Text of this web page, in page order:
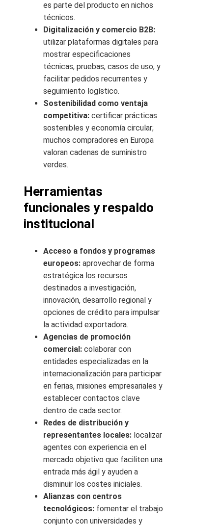
es parte del producto en nichos
técnicos.
Digitalización y comercio B2B:
utilizar plataformas digitales para
mostrar especificaciones
técnicas, pruebas, casos de uso, y
facilitar pedidos recurrentes y
seguimiento logístico.
Sostenibilidad como ventaja
competitiva: certificar prácticas
sostenibles y economía circular;
muchos compradores en Europa
valoran cadenas de suministro
verdes.
Herramientas
funcionales y respaldo
institucional
Acceso a fondos y programas
europeos: aprovechar de forma
estratégica los recursos
destinados a investigación,
innovación, desarrollo regional y
opciones de crédito para impulsar
la actividad exportadora.
Agencias de promoción
comercial: colaborar con
entidades especializadas en la
internacionalización para participar
en ferias, misiones empresariales y
establecer contactos clave
dentro de cada sector.
Redes de distribución y
representantes locales: localizar
agentes con experiencia en el
mercado objetivo que faciliten una
entrada más ágil y ayuden a
disminuir los costes iniciales.
Alianzas con centros
tecnológicos: fomentar el trabajo
conjunto con universidades y